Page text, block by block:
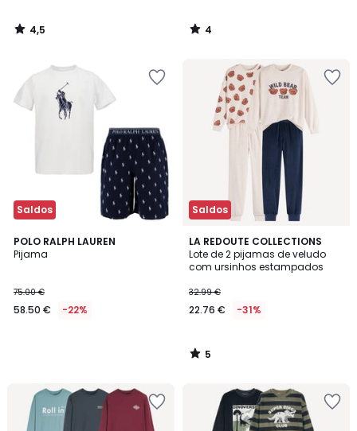
4,5
/
4
/
Saldos
POLO RALPH LAUREN
Pijama
75.00 €
58.50 € -22%
Saldos
LA REDOUTE COLLECTIONS
Lote de 2 pijamas de veludo
com ursinhos estampados
32.99 €
22.76 € -31%
5
/
5
5
/